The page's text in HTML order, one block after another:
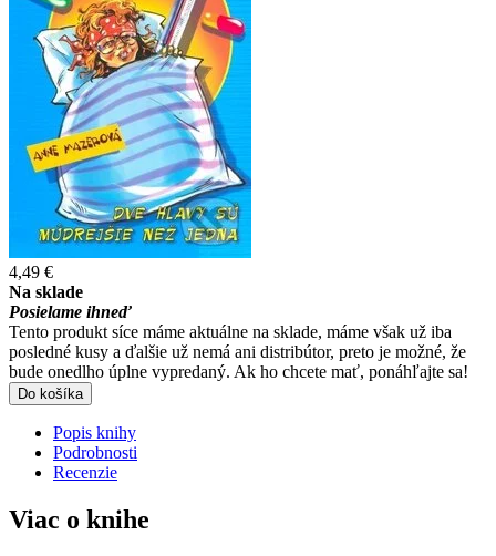
4,49 €
Na sklade
Posielame ihneď
Tento produkt síce máme aktuálne na sklade, máme však už iba
posledné kusy a ďalšie už nemá ani distribútor, preto je možné, že
bude onedlho úplne vypredaný. Ak ho chcete mať, ponáhľajte sa!
Do košíka
Popis knihy
Podrobnosti
Recenzie
Viac o knihe